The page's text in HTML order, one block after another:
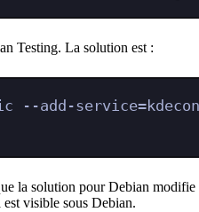
Testing. La solution est :
--add-
solution pour Debian modifie
visible sous Debian.